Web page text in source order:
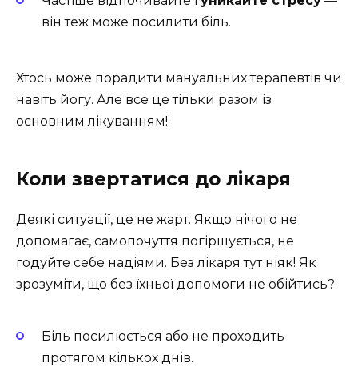
він теж може посилити біль.
Хтось може порадити мануальних терапевтів чи
навіть йогу. Але все це тільки разом із
основним лікуванням!
Коли звертатися до лікаря
Деякі ситуації, це не жарт. Якщо нічого не
допомагає, самопочуття погіршується, не
годуйте себе надіями. Без лікаря тут ніяк! Як
зрозуміти, що без їхньої допомоги не обійтись?
Біль посилюється або не проходить
протягом кількох днів.